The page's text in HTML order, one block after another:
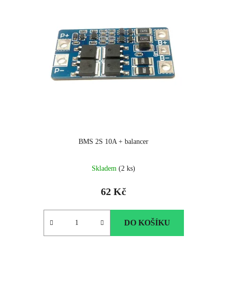
BMS 2S 10A + balancer
Skladem (2 ks)
62 Kč
DO KOŠÍKU